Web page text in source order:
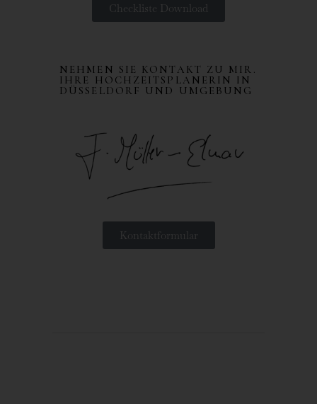
Checkliste Download
NEHMEN SIE KONTAKT ZU MIR.
IHRE HOCHZEITSPLANERIN IN
DÜSSELDORF UND UMGEBUNG
Kontaktformular